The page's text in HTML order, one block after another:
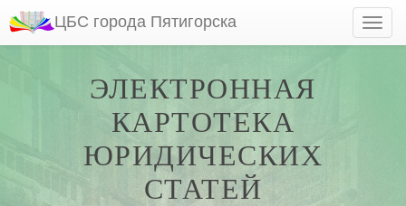
ЦБС города Пятигорска
ЭЛЕКТРОННАЯ
КАРТОТЕКА
ЮРИДИЧЕСКИХ
СТАТЕЙ